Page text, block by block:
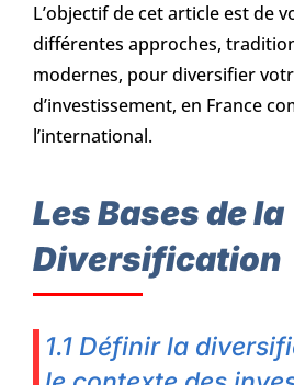
L’objectif de cet article est de
différentes approches,
modernes, pour diversifier
d’investissement, en France
l’international.
Les Bases de la
Diversification
1.1 Définir la